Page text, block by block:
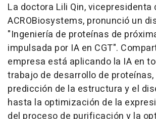
La doctora Lili Qin, vicepresidenta
ACROBiosystems, pronunció un
"Ingeniería de proteínas de
impulsada por IA en CGT".
empresa está aplicando la IA en
trabajo de desarrollo de
predicción de la estructura y el
hasta la optimización de la
del proceso de purificación y la